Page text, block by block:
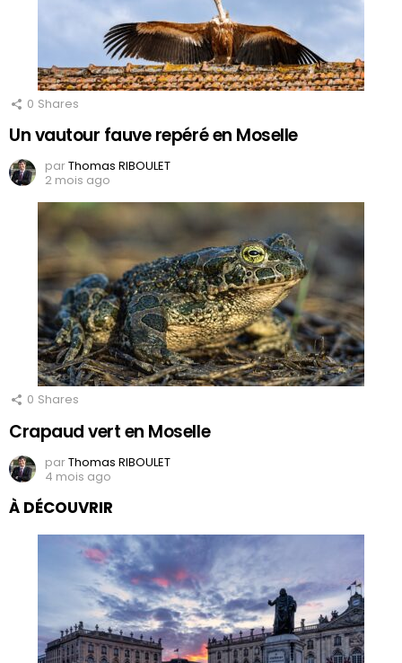
0 Shares
Un vautour fauve repéré en Moselle
parThomas RIBOULET
2 mois ago
0 Shares
Crapaud vert en Moselle
parThomas RIBOULET
4 mois ago
À DÉCOUVRIR